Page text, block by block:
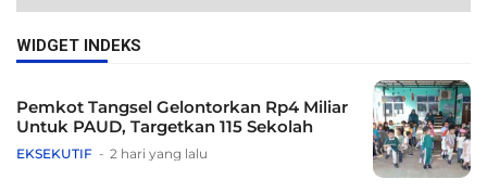
WIDGET INDEKS
Pemkot Tangsel Gelontorkan Rp4 Miliar
Untuk PAUD, Targetkan 115 Sekolah
EKSEKUTIF 2 hari yang lalu